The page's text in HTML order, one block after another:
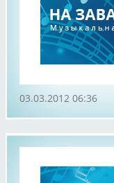
03.03.2012 06:36